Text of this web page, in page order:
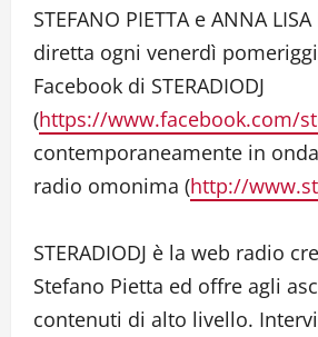
STEFANO PIETTA e ANNA
diretta ogni venerdì
Facebook di STERADIODJ
(https://www.facebook.com/
contemporaneamente in
radio omonima (http://
STERADIODJ è la web radio
Stefano Pietta ed offre agli
contenuti di alto livello.